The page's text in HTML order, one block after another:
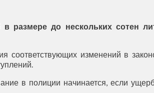
до нескольких сотен
изменений в
в полиции начинается, если